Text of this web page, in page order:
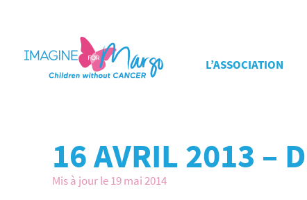
L’ASSOCIATION
16 AVRIL 2013 –
Mis à jour le 19 mai 2014